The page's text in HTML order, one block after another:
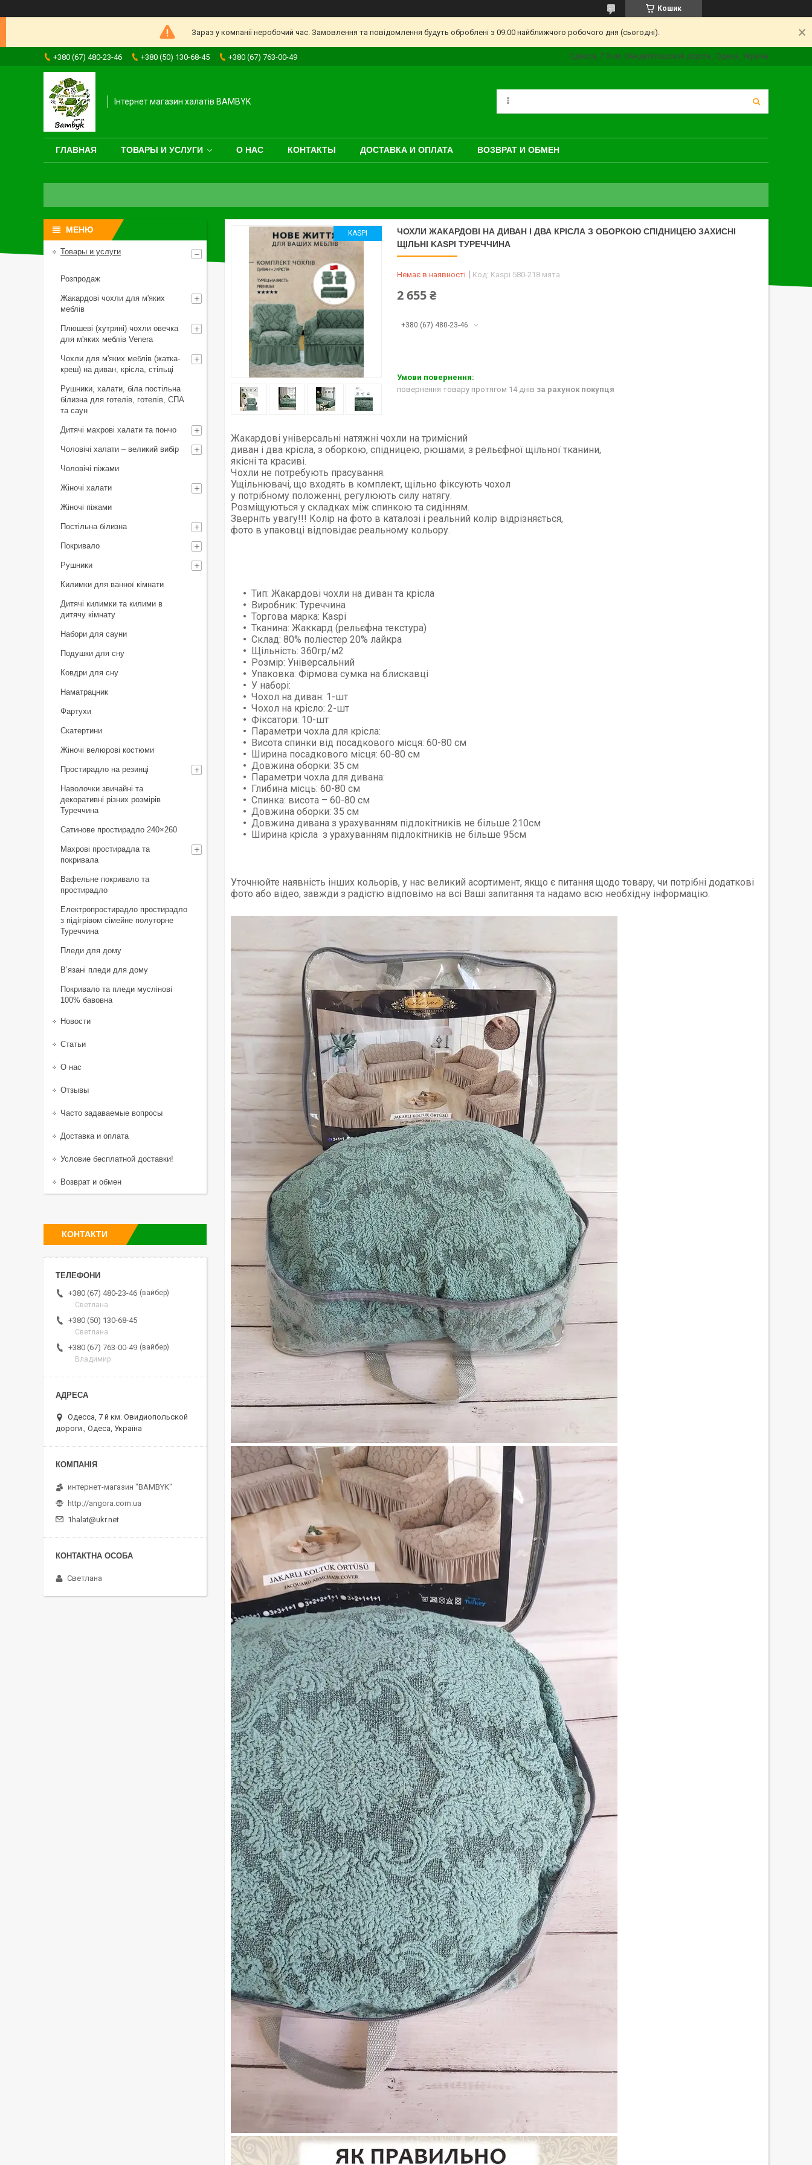
Кошик
Зараз у компанії неробочий час. Замовлення та повідомлення будуть оброблені з 09:00 найближчого робочого дня (сьогодні).
+380 (67) 480-23-46 +380 (50) 130-68-45 +380 (67) 763-00-49 Одесса, 7 й км. Овидиопольской дороги., Одеса, Україна
Інтернет магазин халатів BAMBYK
ГЛАВНАЯ ТОВАРЫ И УСЛУГИ О НАС КОНТАКТЫ ДОСТАВКА И ОПЛАТА ВОЗВРАТ И ОБМЕН
KASPI
ЧОХЛИ ЖАКАРДОВІ НА ДИВАН І ДВА КРІСЛА З ОБОРКОЮ СПІДНИЦЕЮ ЗАХИСНІ
ЩІЛЬНІ KASPI ТУРЕЧЧИНА
Немає в наявності Код: Kaspi 580-218 мята
2 655 ₴
+380 (67) 480-23-46
повернення товару протягом 14 днів за рахунок покупця
Жакардові універсальні натяжні чохли на тримісний
диван і два крісла, з оборкою, спідницею, рюшами, з рельєфної щільної тканини,
якісні та красиві.
Чохли не потребують прасування.
Ущільнювачі, що входять в комплект, щільно фіксують чохол
у потрібному положенні, регулюють силу натягу.
Розміщуються у складках між спинкою та сидінням.
Зверніть увагу!!! Колір на фото в каталозі і реальний колір відрізняється,
фото в упаковці відповідає реальному кольору.
Тип: Жакардові чохли на диван та крісла
Виробник: Туреччина
Торгова марка: Kaspi
Тканина: Жаккард (рельєфна текстура)
Склад: 80% поліестер 20% лайкра
Щільність: 360гр/м2
Розмір: Універсальний
Упаковка: Фірмова сумка на блискавці
У наборі:
Чохол на диван: 1-шт
Чохол на крісло: 2-шт
Фіксатори: 10-шт
Параметри чохла для крісла:
Висота спинки від посадкового місця: 60-80 см
Ширина посадкового місця: 60-80 см
Довжина оборки: 35 см
Параметри чохла для дивана:
Глибина місць: 60-80 см
Спинка: висота – 60-80 см
Довжина оборки: 35 см
Довжина дивана з урахуванням підлокітників не більше 210см
Ширина крісла з урахуванням підлокітників не більше 95см
Уточнюйте наявність інших кольорів, у нас великий асортимент, якщо є питання щодо товару, чи потрібні додаткові
фото або відео, завжди з радістю відповімо на всі Ваші запитання та надамо всю необхідну інформацію.
Товары и услуги
Розпродаж
Жакардові чохли для м'яких
меблів
Плюшеві (хутряні) чохли овечка
для м'яких меблів Venera
Чохли для м'яких меблів (жатка-
креш) на диван, крісла, стільці
Рушники, халати, біла постільна
білизна для готелів, готелів, СПА
та саун
Дитячі махрові халати та пончо
Чоловічі халати – великий вибір
Чоловічі піжами
Жіночі халати
Жіночі піжами
Постільна білизна
Покривало
Рушники
Килимки для ванної кімнати
Дитячі килимки та килими в
дитячу кімнату
Набори для сауни
Подушки для сну
Ковдри для сну
Наматрацник
Фартухи
Скатертини
Жіночі велюрові костюми
Простирадло на резинці
Наволочки звичайні та
декоративні різних розмірів
Туреччина
Сатинове простирадло 240×260
Махрові простирадла та
покривала
Вафельне покривало та
простирадло
Електропростирадло простирадло
з підігрівом сімейне полуторне
Туреччина
Пледи для дому
В’язані пледи для дому
Покривало та пледи муслінові
100% бавовна
Новости
Статьи
О нас
Отзывы
Часто задаваемые вопросы
Доставка и оплата
Условие бесплатной доставки!
Возврат и обмен
КОНТАКТИ
+380 (67) 480-23-46
вайбер
Светлана
+380 (50) 130-68-45
Светлана
+380 (67) 763-00-49
вайбер
Владимир
Одесса, 7 й км. Овидиопольской
дороги., Одеса, Україна
интернет-магазин "BAMBYK"
http://angora.com.ua
1halat@ukr.net
Светлана